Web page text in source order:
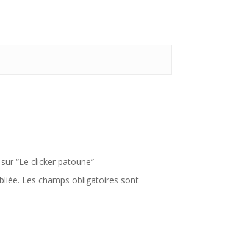
“Le clicker patoune”
Les champs obligatoires sont